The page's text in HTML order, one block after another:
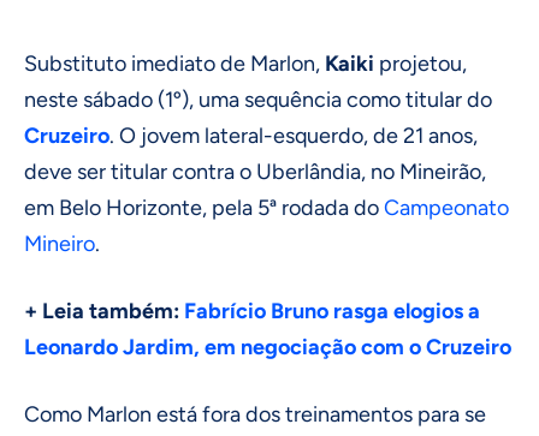
Substituto imediato de Marlon, Kaiki projetou,
neste sábado (1º), uma sequência como titular do
Cruzeiro. O jovem lateral-esquerdo, de 21 anos,
deve ser titular contra o Uberlândia, no Mineirão,
em Belo Horizonte, pela 5ª rodada doCampeonato
Mineiro.
+ Leia também: Fabrício Bruno rasga elogios a
Leonardo Jardim, em negociação com o Cruzeiro
Como Marlon está fora dos treinamentos para se